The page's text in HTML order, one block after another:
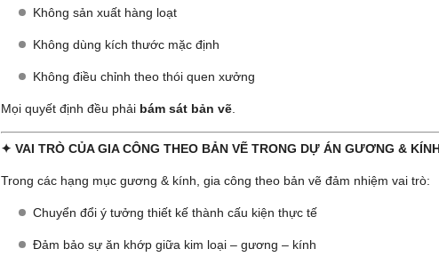
Không sản xuất hàng loạt
Không dùng kích thước mặc định
Không điều chỉnh theo thói quen xưởng
Mọi quyết định đều phải bám sát bản vẽ
✦ VAI TRÒ CỦA GIA CÔNG THEO BẢN VẼ TRONG DỰ ÁN GƯƠNG &
Trong các hạng mục gương & kính, gia công theo bản vẽ đảm nhiệm vai trò:
Chuyển đổi ý tưởng thiết kế thành cấu kiện thực tế
Đảm bảo sự ăn khớp giữa kim loại – gương – kính